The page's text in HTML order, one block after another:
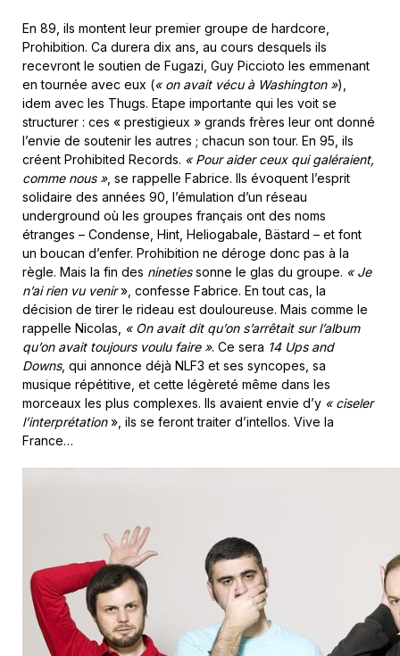
En 89, ils montent leur premier groupe de hardcore,
Prohibition. Ca durera dix ans, au cours desquels ils
recevront le soutien de Fugazi, Guy Piccioto les emmenant
en tournée avec eux (« on avait vécu à Washington »),
idem avec les Thugs. Etape importante qui les voit se
structurer : ces « prestigieux » grands frères leur ont donné
l’envie de soutenir les autres ; chacun son tour. En 95, ils
créent Prohibited Records. « Pour aider ceux qui galéraient,
comme nous », se rappelle Fabrice. Ils évoquent l’esprit
solidaire des années 90, l’émulation d’un réseau
underground où les groupes français ont des noms
étranges – Condense, Hint, Heliogabale, Bästard – et font
un boucan d’enfer. Prohibition ne déroge donc pas à la
règle. Mais la fin des ninetiessonne le glas du groupe. « Je
n’ai rien vu venir», confesse Fabrice. En tout cas, la
décision de tirer le rideau est douloureuse. Mais comme le
rappelle Nicolas,
« On avait dit qu’on s’arrêtait sur l’album
qu’on avait toujours voulu faire ». Ce sera 14 Ups and
Downs, qui annonce déjà NLF3 et ses syncopes, sa
musique répétitive, et cette légèreté même dans les
morceaux les plus complexes. Ils avaient envie d’y « ciseler
l’interprétation», ils se feront traiter d’intellos. Vive la
France…